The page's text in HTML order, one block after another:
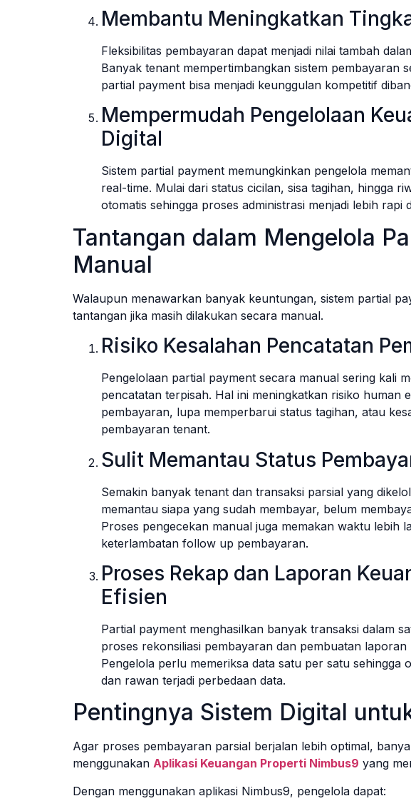
Membantu Meningkatkan
Fleksibilitas pembayaran dapat menjadi nilai tambah
Banyak tenant mempertimbangkan sistem pembayaran
partial payment bisa menjadi keunggulan kompetitif
Mempermudah Pengelolaan
Digital
Sistem partial payment memungkinkan pengelola
real-time. Mulai dari status cicilan, sisa tagihan, hingga
otomatis sehingga proses administrasi menjadi lebih rapi
Tantangan dalam Mengelola
Manual
Walaupun menawarkan banyak keuntungan, sistem partial
tantangan jika masih dilakukan secara manual.
Risiko Kesalahan Pencatatan
Pengelolaan partial payment secara manual sering kali
pencatatan terpisah. Hal ini meningkatkan risiko human
pembayaran, lupa memperbarui status tagihan, atau
pembayaran tenant.
Sulit Memantau Status
Semakin banyak tenant dan transaksi parsial yang
memantau siapa yang sudah membayar, belum
Proses pengecekan manual juga memakan waktu lebih
keterlambatan follow up pembayaran.
Proses Rekap dan Laporan
Efisien
Partial payment menghasilkan banyak transaksi dalam
proses rekonsiliasi pembayaran dan pembuatan
Pengelola perlu memeriksa data satu per satu sehingga
dan rawan terjadi perbedaan data.
Pentingnya Sistem Digital
Agar proses pembayaran parsial berjalan lebih optimal,
menggunakan Aplikasi Keuangan Properti Nimbus9 yang
Dengan menggunakan aplikasi Nimbus9, pengelola dapat: